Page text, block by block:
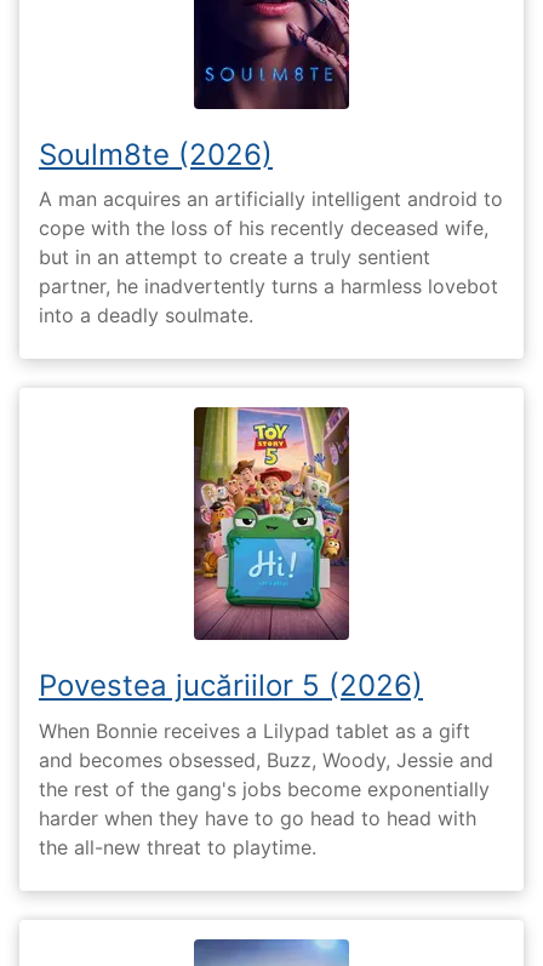
Soulm8te (2026)
A man acquires an artificially intelligent android to
cope with the loss of his recently deceased wife,
but in an attempt to create a truly sentient
partner, he inadvertently turns a harmless lovebot
into a deadly soulmate.
Povestea jucăriilor 5 (2026)
When Bonnie receives a Lilypad tablet as a gift
and becomes obsessed, Buzz, Woody, Jessie and
the rest of the gang's jobs become exponentially
harder when they have to go head to head with
the all-new threat to playtime.